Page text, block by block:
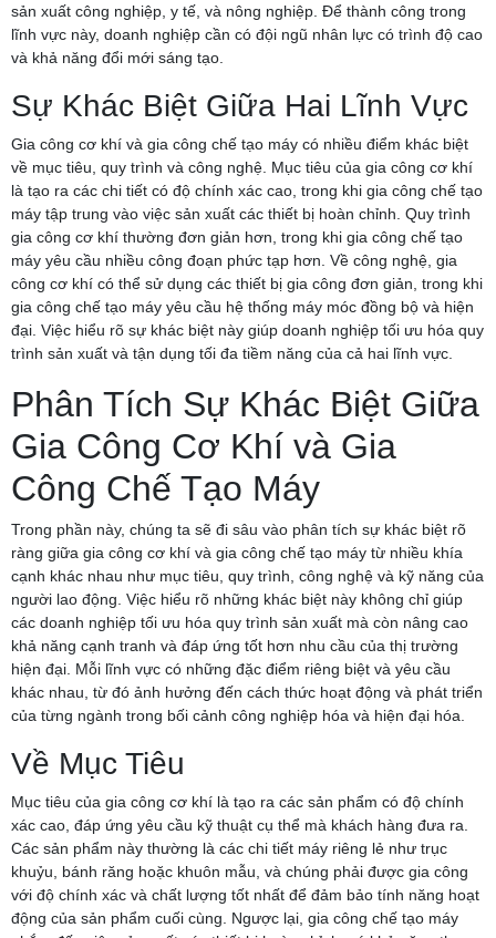
sản xuất công nghiệp, y tế, và nông nghiệp. Để thành công trong
lĩnh vực này, doanh nghiệp cần có đội ngũ nhân lực có trình độ cao
và khả năng đổi mới sáng tạo.
Sự Khác Biệt Giữa Hai Lĩnh Vực
Gia công cơ khí và gia công chế tạo máy có nhiều điểm khác biệt
về mục tiêu, quy trình và công nghệ. Mục tiêu của gia công cơ khí
là tạo ra các chi tiết có độ chính xác cao, trong khi gia công chế tạo
máy tập trung vào việc sản xuất các thiết bị hoàn chỉnh. Quy trình
gia công cơ khí thường đơn giản hơn, trong khi gia công chế tạo
máy yêu cầu nhiều công đoạn phức tạp hơn. Về công nghệ, gia
công cơ khí có thể sử dụng các thiết bị gia công đơn giản, trong khi
gia công chế tạo máy yêu cầu hệ thống máy móc đồng bộ và hiện
đại. Việc hiểu rõ sự khác biệt này giúp doanh nghiệp tối ưu hóa quy
trình sản xuất và tận dụng tối đa tiềm năng của cả hai lĩnh vực.
Phân Tích Sự Khác Biệt Giữa
Gia Công Cơ Khí và Gia
Công Chế Tạo Máy
Trong phần này, chúng ta sẽ đi sâu vào phân tích sự khác biệt rõ
ràng giữa gia công cơ khí và gia công chế tạo máy từ nhiều khía
cạnh khác nhau như mục tiêu, quy trình, công nghệ và kỹ năng của
người lao động. Việc hiểu rõ những khác biệt này không chỉ giúp
các doanh nghiệp tối ưu hóa quy trình sản xuất mà còn nâng cao
khả năng cạnh tranh và đáp ứng tốt hơn nhu cầu của thị trường
hiện đại. Mỗi lĩnh vực có những đặc điểm riêng biệt và yêu cầu
khác nhau, từ đó ảnh hưởng đến cách thức hoạt động và phát triển
của từng ngành trong bối cảnh công nghiệp hóa và hiện đại hóa.
Về Mục Tiêu
Mục tiêu của gia công cơ khí là tạo ra các sản phẩm có độ chính
xác cao, đáp ứng yêu cầu kỹ thuật cụ thể mà khách hàng đưa ra.
Các sản phẩm này thường là các chi tiết máy riêng lẻ như trục
khuỷu, bánh răng hoặc khuôn mẫu, và chúng phải được gia công
với độ chính xác và chất lượng tốt nhất để đảm bảo tính năng hoạt
động của sản phẩm cuối cùng. Ngược lại, gia công chế tạo máy